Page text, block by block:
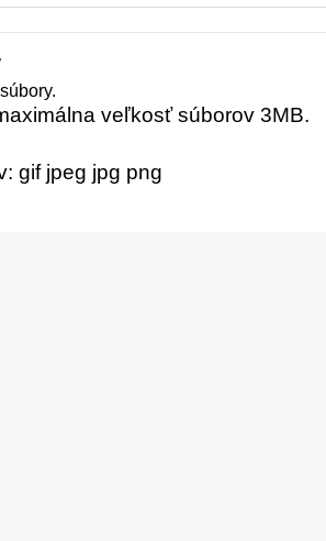
veľkosť súborov 3MB.
gif jpeg jpg png